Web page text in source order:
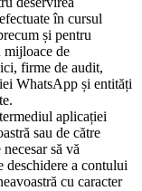
în cursul
și pentru
mijloace de
firme de audit,
WhatsApp și entități
aplicației
sau de către
să vă
deschidere a contului
cu caracter